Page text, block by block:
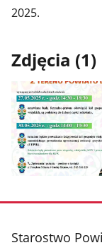
2025.
Zdjęcia (1)
galerii.
stopka
Starostwo